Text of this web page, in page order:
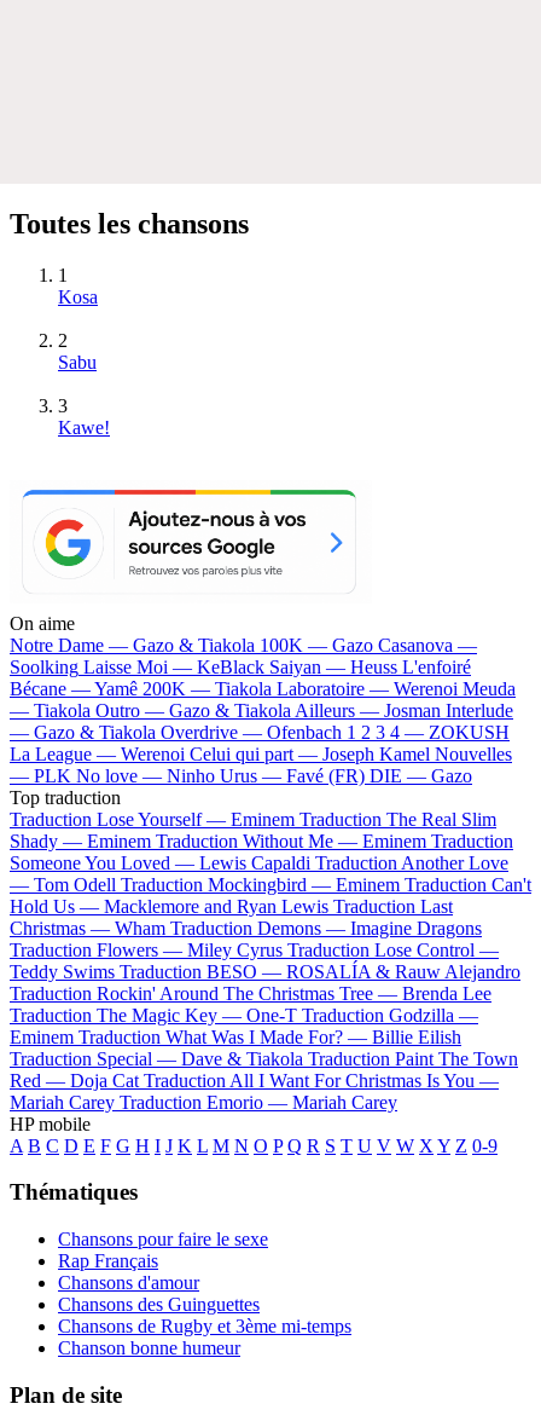
Toutes les chansons
1
Kosa
2
Sabu
3
Kawe!
On aime
Notre Dame — Gazo & Tiakola 100K — Gazo Casanova —
Soolking Laisse Moi — KeBlack Saiyan — Heuss L'enfoiré
Bécane —Yamê 200K — Tiakola Laboratoire — Werenoi Meuda
— Tiakola Outro — Gazo & Tiakola Ailleurs — Josman Interlude
— Gazo & Tiakola Overdrive — Ofenbach 1 2 3 4 — ZOKUSH
La League — Werenoi Celui qui part — Joseph Kamel Nouvelles
— PLK No love — Ninho Urus — Favé (FR) DIE — Gazo
Top traduction
Traduction Lose Yourself — Eminem Traduction The Real Slim
Shady — Eminem Traduction Without Me — Eminem Traduction
Someone You Loved — Lewis Capaldi Traduction Another Love
— Tom Odell Traduction Mockingbird — Eminem Traduction Can't
Hold Us — Macklemore and Ryan Lewis Traduction Last
Christmas — Wham Traduction Demons — Imagine Dragons
Traduction Flowers — Miley Cyrus Traduction Lose Control —
Teddy Swims Traduction BESO — ROSALÍA & Rauw Alejandro
Traduction Rockin' Around The Christmas Tree — Brenda Lee
Traduction The Magic Key — One-T Traduction Godzilla —
Eminem Traduction What Was I Made For? — Billie Eilish
Traduction Special — Dave & Tiakola Traduction Paint The Town
Red — Doja Cat Traduction All I Want For Christmas Is You —
Mariah Carey Traduction Emorio — Mariah Carey
HP mobile
A B C D E F G H I J K L M N O P Q R S T U V W X Y Z 0-9
Thématiques
Chansons pour faire le sexe
Rap Français
Chansons d'amour
Chansons des Guinguettes
Chansons de Rugby et 3ème mi-temps
Chanson bonne humeur
Plan de site